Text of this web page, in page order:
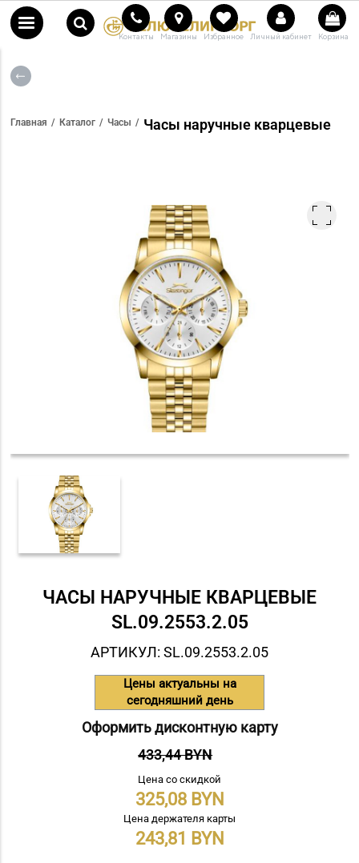
Контакты Магазины Избранное Личный кабинет Корзина
Главная Каталог Часы Часы наручные кварцевые
ЧАСЫ НАРУЧНЫЕ КВАРЦЕВЫЕ
SL.09.2553.2.05
АРТИКУЛ: SL.09.2553.2.05
Цены актуальны на
сегодняшний день
Оформить дисконтную карту
433,44 BYN
Цена со скидкой
325,08
Цена держателя карты
243,81